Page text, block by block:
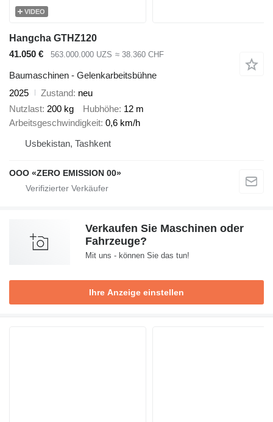
VIDEO
Hangcha GTHZ120
41.050 €
563.000.000 UZS ≈ 38.360 CHF
Baumaschinen - Gelenkarbeitsbühne
2025
Zustand neu
Nutzlast 200 kg Hubhöhe 12 m
Arbeitsgeschwindigkeit 0,6 km/h
Usbekistan, Tashkent
OOO «ZERO EMISSION 00»
Verkaufen Sie Maschinen oder
Fahrzeuge?
Mit uns - können Sie das tun!
Ihre Anzeige einstellen